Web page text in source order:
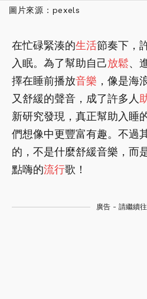
圖片來源：pexels
在忙碌緊湊的生活節奏下，
入眠。為了幫助自己放鬆、
擇在睡前播放音樂 ，像是海
又舒緩的聲音，成了許多人
新研究發現，真正幫助入睡
們想像中更豐富有趣。不過
的，不是什麼舒緩音樂，而
點嗨的流行歌！
廣告 - 請繼續